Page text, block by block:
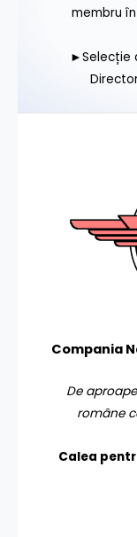
membru în
►Selecție
Compania
De
române
Calea